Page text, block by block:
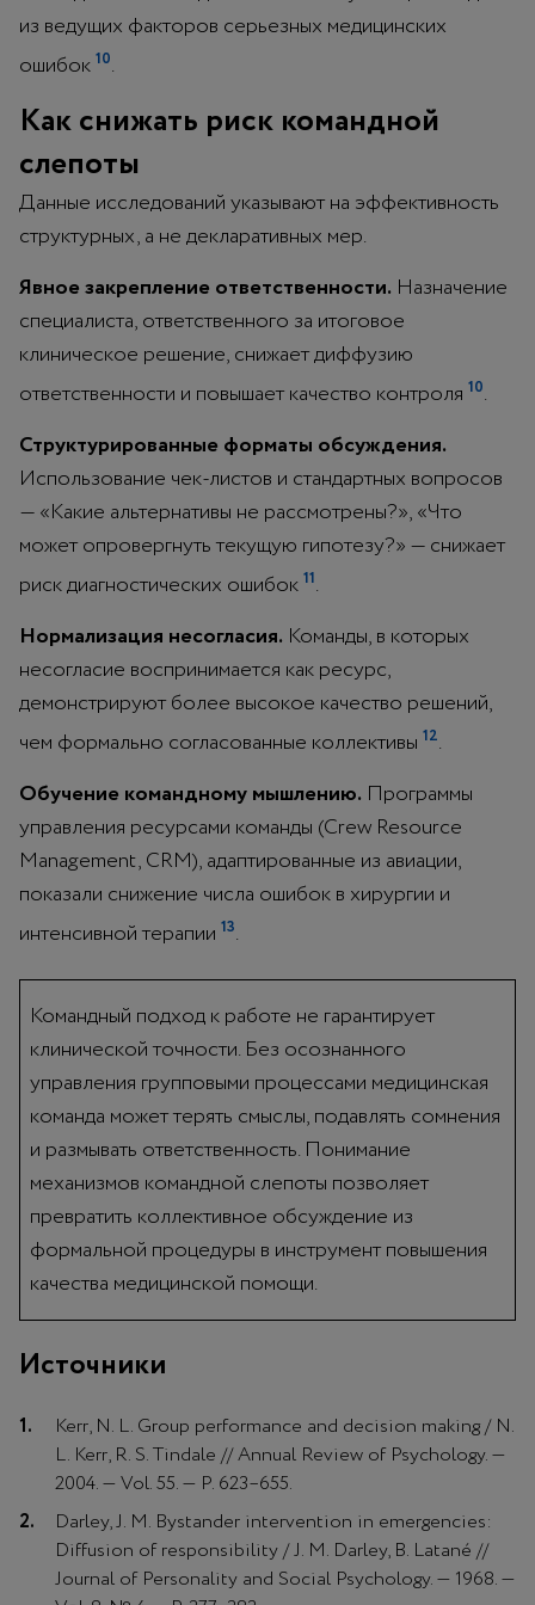
из ведущих факторов серьезных медицинских
ошибок 10.
Как снижать риск командной
слепоты
Данные исследований указывают на эффективность
структурных, а не декларативных мер.
Явное закрепление ответственности. Назначение
специалиста, ответственного за итоговое
клиническое решение, снижает диффузию
ответственности и повышает качество контроля 10.
Структурированные форматы обсуждения.
Использование чек-листов и стандартных вопросов
— «Какие альтернативы не рассмотрены?», «Что
может опровергнуть текущую гипотезу?» — снижает
риск диагностических ошибок 11.
Нормализация несогласия. Команды, в которых
несогласие воспринимается как ресурс,
демонстрируют более высокое качество решений,
чем формально согласованные коллективы 12.
Обучение командному мышлению. Программы
управления ресурсами команды (Crew Resource
Management, CRM), адаптированные из авиации,
показали снижение числа ошибок в хирургии и
интенсивной терапии 13.
Командный подход к работе не гарантирует
клинической точности. Без осознанного
управления групповыми процессами медицинская
команда может терять смыслы, подавлять сомнения
и размывать ответственность. Понимание
механизмов командной слепоты позволяет
превратить коллективное обсуждение из
формальной процедуры в инструмент повышения
качества медицинской помощи.
Источники
Kerr, N. L. Group performance and decision making / N.
L. Kerr, R. S. Tindale // Annual Review of Psychology. —
2004. — Vol. 55. — P. 623–655.
Darley, J. M. Bystander intervention in emergencies:
Diffusion of responsibility / J. M. Darley, B. Latané //
Journal of Personality and Social Psychology. — 1968. —